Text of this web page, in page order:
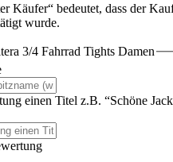
Käufer“ bedeutet, dass der
wurde.
3/4 Fahrrad Tights Damen
einen Titel z.B. “Schöne